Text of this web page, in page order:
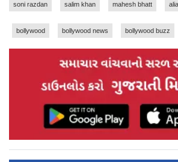
soni razdan salim khan mahesh bhatt
bollywood bollywood news bollywood buzz